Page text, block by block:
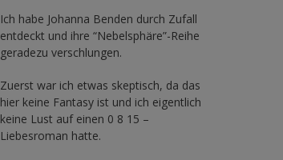
Ich habe Johanna Benden durch Zufall
entdeckt und ihre “Nebelsphäre”-Reihe
geradezu verschlungen.
Zuerst war ich etwas skeptisch, da das
hier keine Fantasy ist und ich eigentlich
keine Lust auf einen 0 8 15 –
Liebesroman hatte.